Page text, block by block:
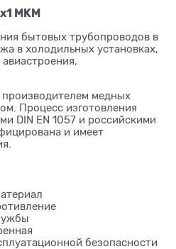
MKM
бытовых трубопроводов в
в холодильных установках,
медных
Процесс изготовления
DIN EN 1057 и российскими
и имеет
безопасности